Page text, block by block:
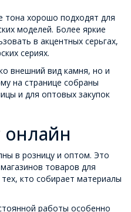
хорошо подходят для
моделей. Более яркие
в акцентных серьгах,
сериях.
внешний вид камня, но и
на странице собраны
и для оптовых закупок
онлайн
в розницу и оптом. Это
товаров для
кто собирает материалы
работы особенно